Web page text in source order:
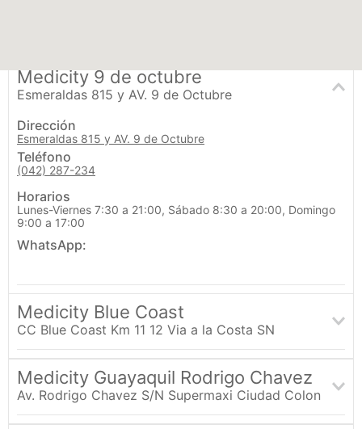
Medicity 9 de octubre
Esmeraldas 815 y AV. 9 de Octubre
Dirección
Esmeraldas 815 y AV. 9 de Octubre
Teléfono
(042) 287-234
Horarios
Lunes-Viernes 7:30 a 21:00, Sábado 8:30 a 20:00, Domingo
9:00 a 17:00
WhatsApp:
Medicity Blue Coast
CC Blue Coast Km 11 12 Via a la Costa SN
Dirección
Esmeraldas 815 y AV. 9 de Octubre
Teléfono
(042) 287-234
Medicity Guayaquil Rodrigo Chavez
Av. Rodrigo Chavez S/N Supermaxi Ciudad Colon
Dirección